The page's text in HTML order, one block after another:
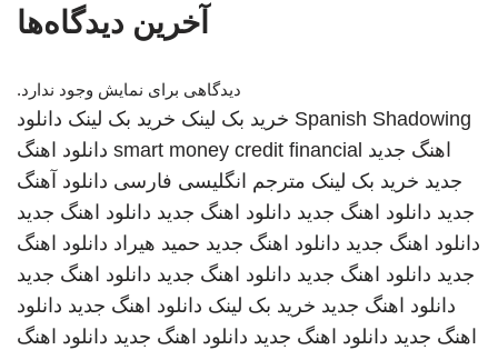
آخرین دیدگاه‌ها
دیدگاهی برای نمایش وجود ندارد.
Spanish Shadowing خرید بک لینک خرید بک لینک دانلود
اهنگ جدید smart money credit financial دانلود اهنگ
جدید خرید بک لینک مترجم انگلیسی فارسی دانلود آهنگ
جدید دانلود اهنگ جدید دانلود اهنگ جدید دانلود اهنگ جدید
دانلود اهنگ جدید دانلود اهنگ جدید حمید هیراد دانلود اهنگ
جدید دانلود اهنگ جدید دانلود اهنگ جدید دانلود اهنگ جدید
دانلود اهنگ جدید خرید بک لینک دانلود اهنگ جدید دانلود
اهنگ جدید دانلود اهنگ جدید دانلود اهنگ جدید دانلود اهنگ